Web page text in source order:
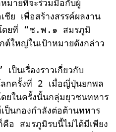
ายที่จะร่วมมือกับผู้
ชีย เพื่อสร้างสรรค์ผลงาน
ดยที่ “ช.พ.๑ สมรภูมิ
ต์ใหญ่ในเป้าหมายดังกล่าว
ลกครั้งที่ 2 เมื่อญี่ปุ่นยกพล
ในครั้งนั้นกลุ่มยุวชนทหาร
นกองกำลังต่อต้านทหาร
อ สมรภูมิรบนี้ไม่ได้มีเพียง